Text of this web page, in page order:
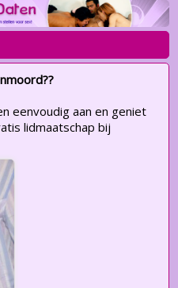
eenvoudig aan en geniet
lidmaatschap bij